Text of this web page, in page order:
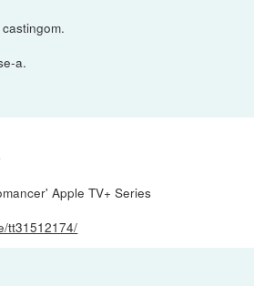
a.
Apple TV+ Series
tt31512174/